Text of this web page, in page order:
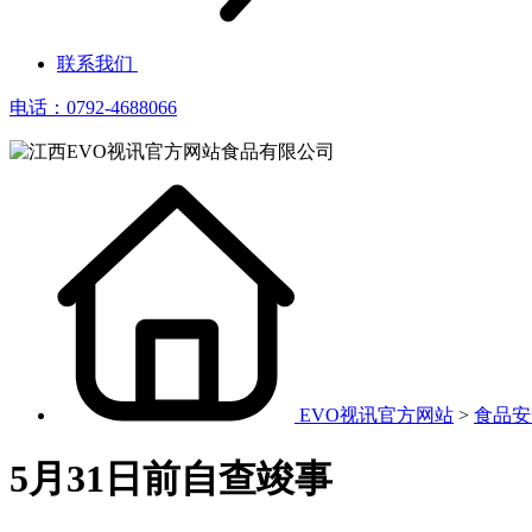
联系我们
电话：0792-4688066
EVO视讯官方网站 > 食品
5月31日前自查竣事